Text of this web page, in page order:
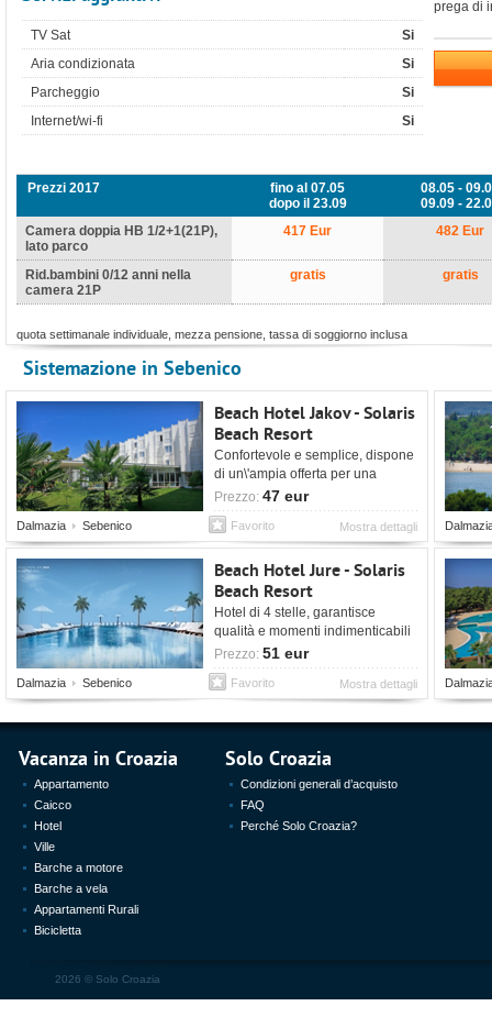
TV Sat
Si
Aria condizionata
Si
Parcheggio
Si
Internet/wi-fi
Si
prega di
Prezzi 2017
fino al 07.05
dopo il 23.09
08.05 -
09.09 -
Camera doppia HB 1/2+1(21P),
lato parco
417 Eur 482 Eur
Rid.bambini 0/12 anni nella
camera 21P
gratis gratis
quota settimanale individuale, mezza pensione, tassa di soggiorno inclusa
Sistemazione in Sebenico
Beach Hotel Jakov - Solaris
Beach Resort
Confortevole e semplice, dispone
di un\'ampia offerta per una
vacanza all\'insegna del relax.
Prezzo: 47 eur
Dalmazia Sebenico Mostra dettagli
Favorito
Beach Hotel Jure - Solaris
Beach Resort
Hotel di 4 stelle, garantisce
qualità e momenti indimenticabili
per una vacanza piacevole.
Prezzo: 51 eur
Dalmazia Sebenico Mostra dettagli
Favorito
Vacanza in Croazia
Appartamento
Caicco
Hotel
Ville
Barche a motore
Barche a vela
Appartamenti Rurali
Bicicletta
Solo Croazia
Condizioni generali d’acquisto
FAQ
Perché Solo Croazia?
2026 © Solo Croazia